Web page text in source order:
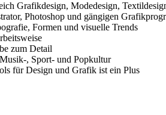
Grafikdesign, Modedesign,
Photoshop und gängigen
Formen und visuelle Trends
zum Detail
, Sport- und Popkultur
für Design und Grafik ist ein Plus